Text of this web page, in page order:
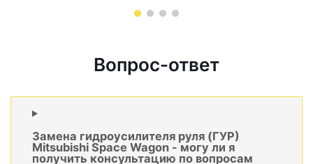
Вопрос-ответ
Замена гидроусилителя руля (ГУР)
Mitsubishi Space Wagon - могу ли я
получить консультацию по вопросам